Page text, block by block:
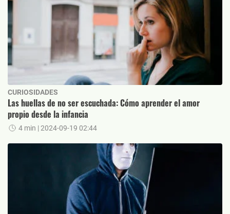
CURIOSIDADES
Las huellas de no ser escuchada: Cómo aprender el amor
propio desde la infancia
4 min | 2024-09-19 02:44